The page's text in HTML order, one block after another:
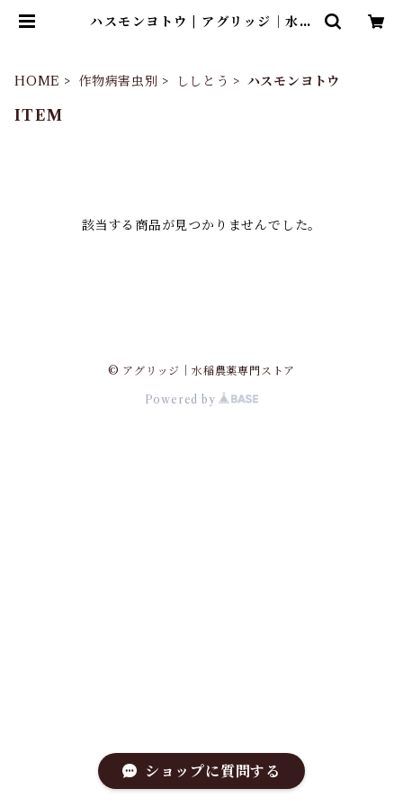
ハスモンヨトウ | アグリッジ｜水稲
HOME 作物病害虫別 ししとう ハスモンヨトウ
ITEM
該当する商品が見つかりませんでした。
© アグリッジ｜水稲農薬専門ストア
Powered by
ショップに質問する